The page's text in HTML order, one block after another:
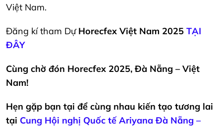
Việt Nam.
Đăng kí tham Dự Horecfex Việt Nam 2025 TẠI
ĐÂY
Cùng chờ đón Horecfex 2025, Đà Nẵng – Việt
Nam!
Hẹn gặp bạn tại để cùng nhau kiến tạo tương lai
tại Cung Hội nghị Quốc tế Ariyana Đà Nẵng –